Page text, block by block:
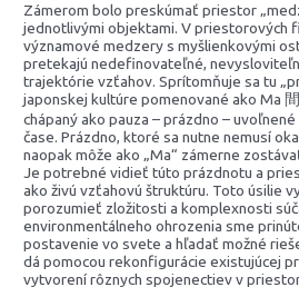
Zámerom bolo preskúmať priestor
jednotlivými objektami. V priestorových
významové medzery s myšlienkovými
pretekajú nedefinovateľné,
trajektórie vzťahov. Sprítomňuje sa tu
japonskej kultúre pomenované ako Ma
chápaný ako pauza – prázdno –
čase. Prázdno, ktoré sa nutne nemusí
naopak môže ako „Ma“ zámerne
Je potrebné vidieť túto prázdnotu a
ako živú vzťahovú štruktúru. Toto úsilie
porozumieť zložitosti a komplexnosti
environmentálneho ohrozenia sme
postavenie vo svete a hľadať možné
dá pomocou rekonfigurácie existujúcej
vytvorení rôznych spojenectiev v